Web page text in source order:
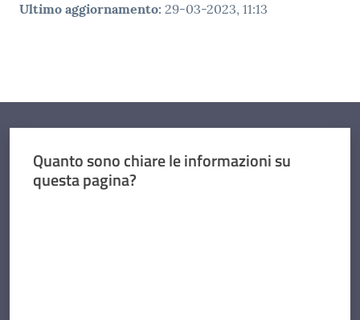
Ultimo aggiornamento: 29-03-2023, 11:13
Quanto sono chiare le informazioni su
questa pagina?